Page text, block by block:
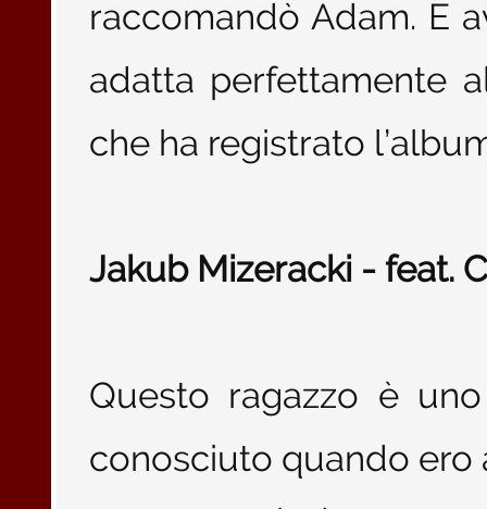
raccomandò Adam. E
adatta perfettamente
che ha registrato
Jakub Mizeracki - feat.
Questo ragazzo è
conosciuto quando ero